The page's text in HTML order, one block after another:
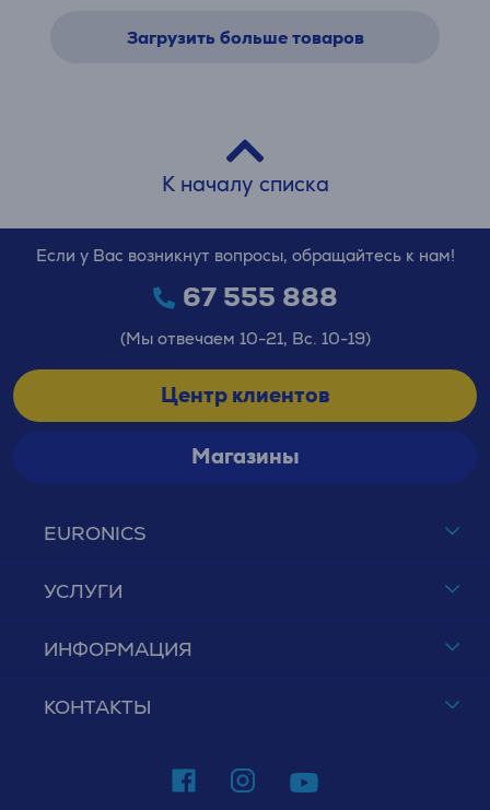
Загрузить больше товаров
К началу списка
EURONICS
УСЛУГИ
ИНФОРМАЦИЯ
КОНТАКТЫ
Если у Вас возникнут вопросы, обращайтесь к нам!
67 555 888
(Мы отвечаем 10-21, Вс. 10-19)
Центр клиентов
Магазины